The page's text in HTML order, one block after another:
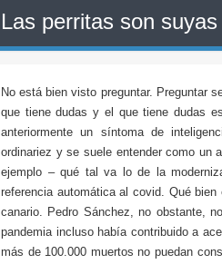
Las perritas son suyas
No está bien visto preguntar. Preguntar
que tiene dudas y el que tiene dudas
anteriormente un síntoma de
ordinariez y se suele entender como un
ejemplo – qué tal va lo de la
referencia automática al covid. Qué
canario. Pedro Sánchez, no obstante,
pandemia incluso había contribuido a
más de 100.000 muertos no puedan